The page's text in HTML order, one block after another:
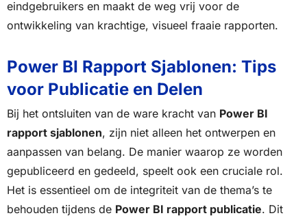
eindgebruikers en maakt de weg vrij voor de
ontwikkeling van krachtige, visueel fraaie rapporten.
Power BI Rapport Sjablonen: Tips
voor Publicatie en Delen
Bij het ontsluiten van de ware kracht van Power BI
rapport sjablonen, zijn niet alleen het ontwerpen en
aanpassen van belang. De manier waarop ze worden
gepubliceerd en gedeeld, speelt ook een cruciale rol.
Het is essentieel om de integriteit van de thema’s te
behouden tijdens de Power BI rapport publicatie. Dit